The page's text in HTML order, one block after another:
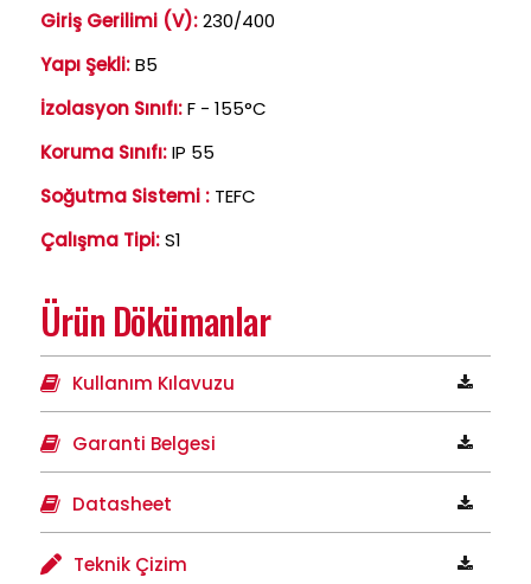
Giriş Gerilimi (V):230/400
Yapı Şekli:B5
İzolasyon Sınıfı:F - 155°C
Koruma Sınıfı:IP 55
Soğutma Sistemi : TEFC
Çalışma Tipi:S1
Ürün Dökümanlar
Kullanım Kılavuzu
Garanti Belgesi
Datasheet
Teknik Çizim